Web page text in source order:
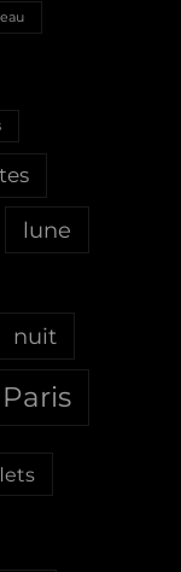
eau
lune
nuit
Paris